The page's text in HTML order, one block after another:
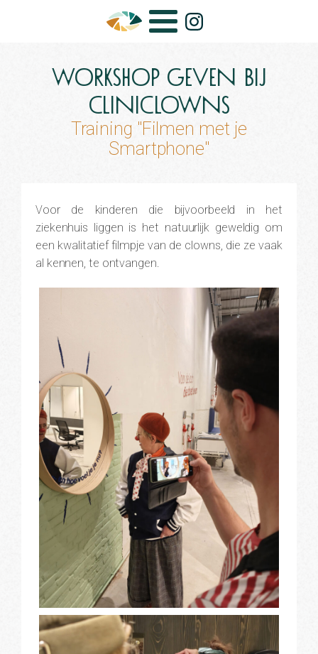
workshop geven bij
CliniClowns
Training "Filmen met je
Smartphone"
Voor de kinderen die bijvoorbeeld in het
ziekenhuis liggen is het natuurlijk geweldig om
een kwalitatief filmpje van de clowns, die ze vaak
al kennen, te ontvangen.